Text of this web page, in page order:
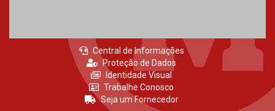
Central de Informações
Proteção de Dados
Identidade Visual
Trabalhe Conosco
Seja um Fornecedor